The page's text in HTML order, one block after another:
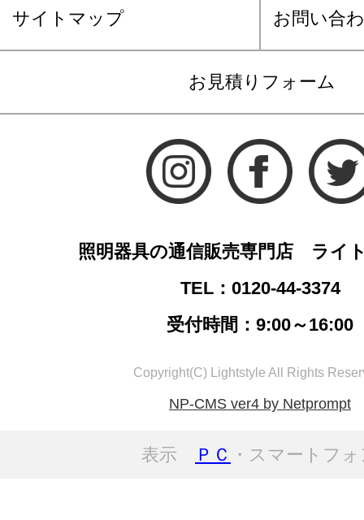
サイトマップ お問い合
お見積りフォーム
照明器具の通信販売専門店 ライ
TEL：0120-44-3374
受付時間：9:00～16:00
Copyright(C) Lightstyle All Rights
NP-CMS ver4 by Netprompt
表示 ＰＣ ・スマートフ